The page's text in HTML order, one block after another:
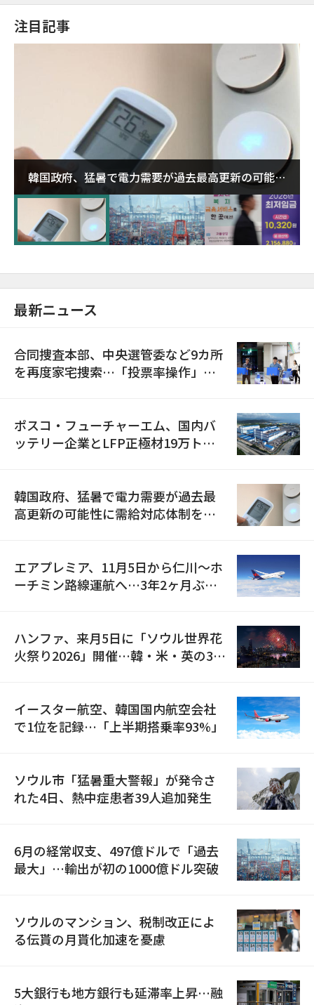
注目記事
韓国政府、猛暑で電力需要が過去最高更新の可能性
に需給対応体制を点検
最新ニュース
合同捜査本部、中央選管委など9カ所
を再度家宅捜索…「投票率操作」の
ポスコ・フューチャーエム、国内バ
ッテリー企業とLFP正極材19万トン
韓国政府、猛暑で電力需要が過去最
高更新の可能性に需給対応体制を点
エアプレミア、11月5日から仁川〜ホ
ーチミン路線運航へ…3年2ヶ月ぶり
ハンファ、来月5日に「ソウル世界花
火祭り2026」開催…韓・米・英の3カ
イースター航空、韓国国内航空会社
で1位を記録…「上半期搭乗率93%」
ソウル市「猛暑重大警報」が発令さ
れた4日、熱中症患者39人追加発生
6月の経常収支、497億ドルで「過去
最大」…輸出が初の1000億ドル突破
ソウルのマンション、税制改正によ
る伝貰の月貰化加速を憂慮
5大銀行も地方銀行も延滞率上昇…融